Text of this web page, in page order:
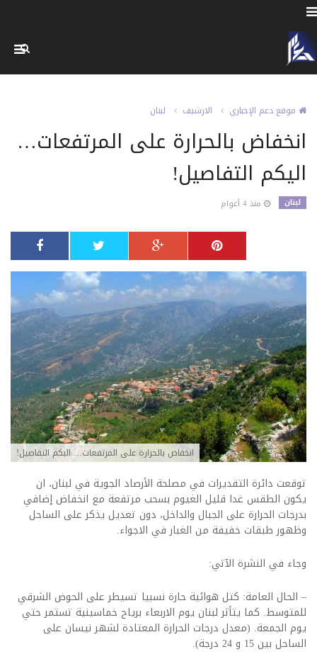
موقع دعم الإخباري الارشيف لبنان
انخفاض بالحرارة على المرتفعات…
اليكم التفاصيل!
لبنان منذ 4 أعوام
انخفاض بالحرارة على المرتفعات… اليكم التفاصيل!
توقعت دائرة التقديرات في مصلحة الأرصاد الجوية في لبنان، ان
يكون الطقس غدا قليل الغيوم بسحب مرتفعة مع انخفاض إضافي
بدرجات الحرارة على الجبال والداخل، دون تعديل يذكر على الساحل
وظهور طبقات خفيفة من الغبار في الاجواء.
وجاء في النشرة الآتي:
– الحال العامة: كتل هوائية حارة نسبيا تسيطر على الحوض الشرقي
للمتوسط. كما يتأثر لبنان يوم الاربعاء برياح خماسينية تستمر حتي
يوم الجمعة. (معدل درجات الحرارة المعتادة لشهر نيسان على
الساحل بين 15 و 24 درجة).